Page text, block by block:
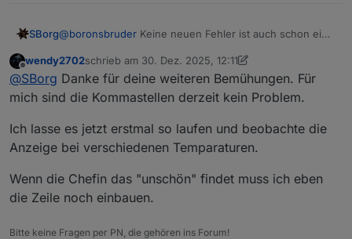
SBorg@boronsbruder
zwei
Nachkommastellen. So hat man ein festes Format.
weiteren Zeile "nachbearbeiten":
Um allen Nutzern/Wünschen gerecht zu werden,
machen.
Offline
wendy2702schrieb am 30. Dez. 2025, 12:11
zuletzt editiert von wendy2702
@SBorg Danke für deine weiteren Bemühungen. Für
mich sind die Kommastellen derzeit kein Problem.
Ich lasse es jetzt erstmal so laufen und beobachte die
Anzeige bei verschiedenen Temparaturen.
Wenn die Chefin das "unschön" findet muss ich eben
die Zeile noch einbauen.
Bitte keine Fragen per PN, die gehören ins Forum!